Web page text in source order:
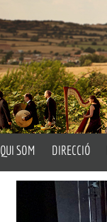
QUI SOM
Presentació
Fundació Julià Carbonell
DIRECCIÓ
Director
Director